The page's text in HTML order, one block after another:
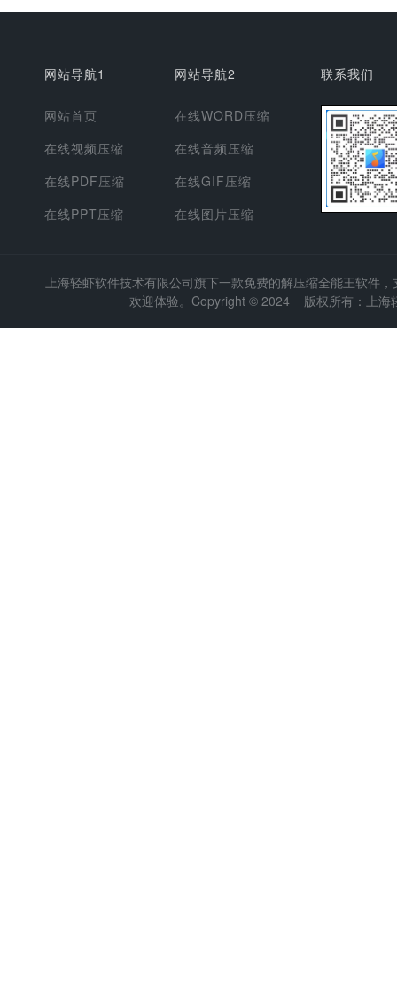
网站导航1
网站首页
在线视频压缩
在线PDF压缩
在线PPT压缩
网站导航2
在线WORD压缩
在线音频压缩
在线GIF压缩
在线图片压缩
联系我们
上海轻虾软件技术有限公司旗下一款免费的解压缩全能王软件
欢迎体验。Copyright © 2024 版权所有：上